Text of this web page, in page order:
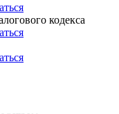
кодекса